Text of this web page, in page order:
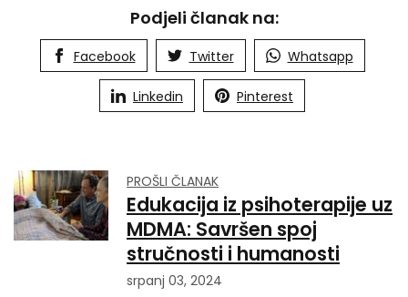
Podjeli članak na:
Facebook Twitter Whatsapp
Linkedin Pinterest
PROŠLI ČLANAK
Edukacija iz psihoterapije uz
MDMA: Savršen spoj
stručnosti i humanosti
srpanj 03, 2024